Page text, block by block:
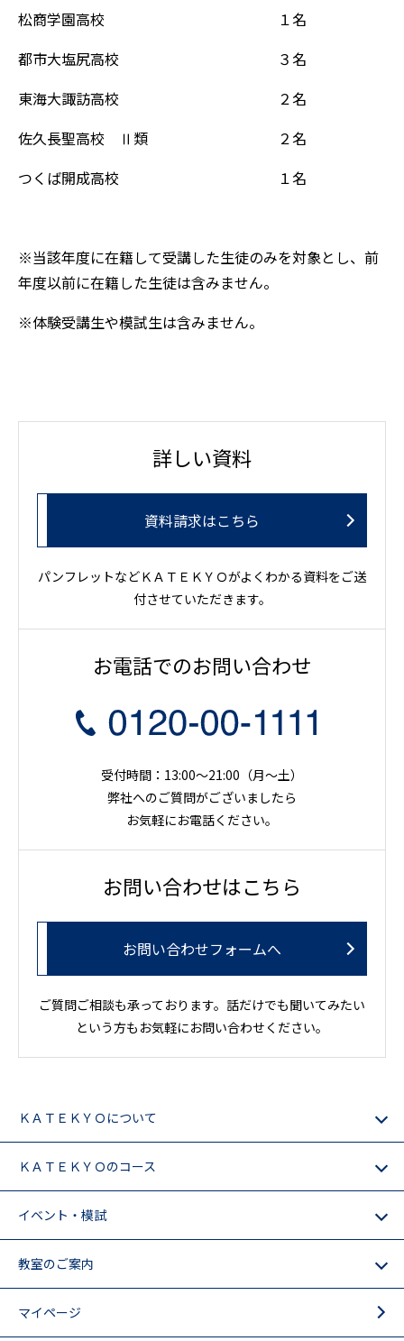
松商学園高校 １名
都市大塩尻高校 ３名
東海大諏訪高校 ２名
佐久長聖高校 Ⅱ類 ２名
つくば開成高校 １名
※当該年度に在籍して受講した生徒のみを対象とし、前
年度以前に在籍した生徒は含みません。
※体験受講生や模試生は含みません。
詳しい資料
資料請求はこちら
パンフレットなどＫＡＴＥＫＹＯがよくわかる資料をご送
付させていただきます。
お電話でのお問い合わせ
受付時間：13:00～21:00（月〜土）
弊社へのご質問がございましたら
お気軽にお電話ください。
お問い合わせはこちら
お問い合わせフォームへ
ご質問ご相談も承っております。話だけでも聞いてみたい
という方もお気軽にお問い合わせください。
ＫＡＴＥＫＹＯについて
ＫＡＴＥＫＹＯのコース
イベント・模試
教室のご案内
マイページ